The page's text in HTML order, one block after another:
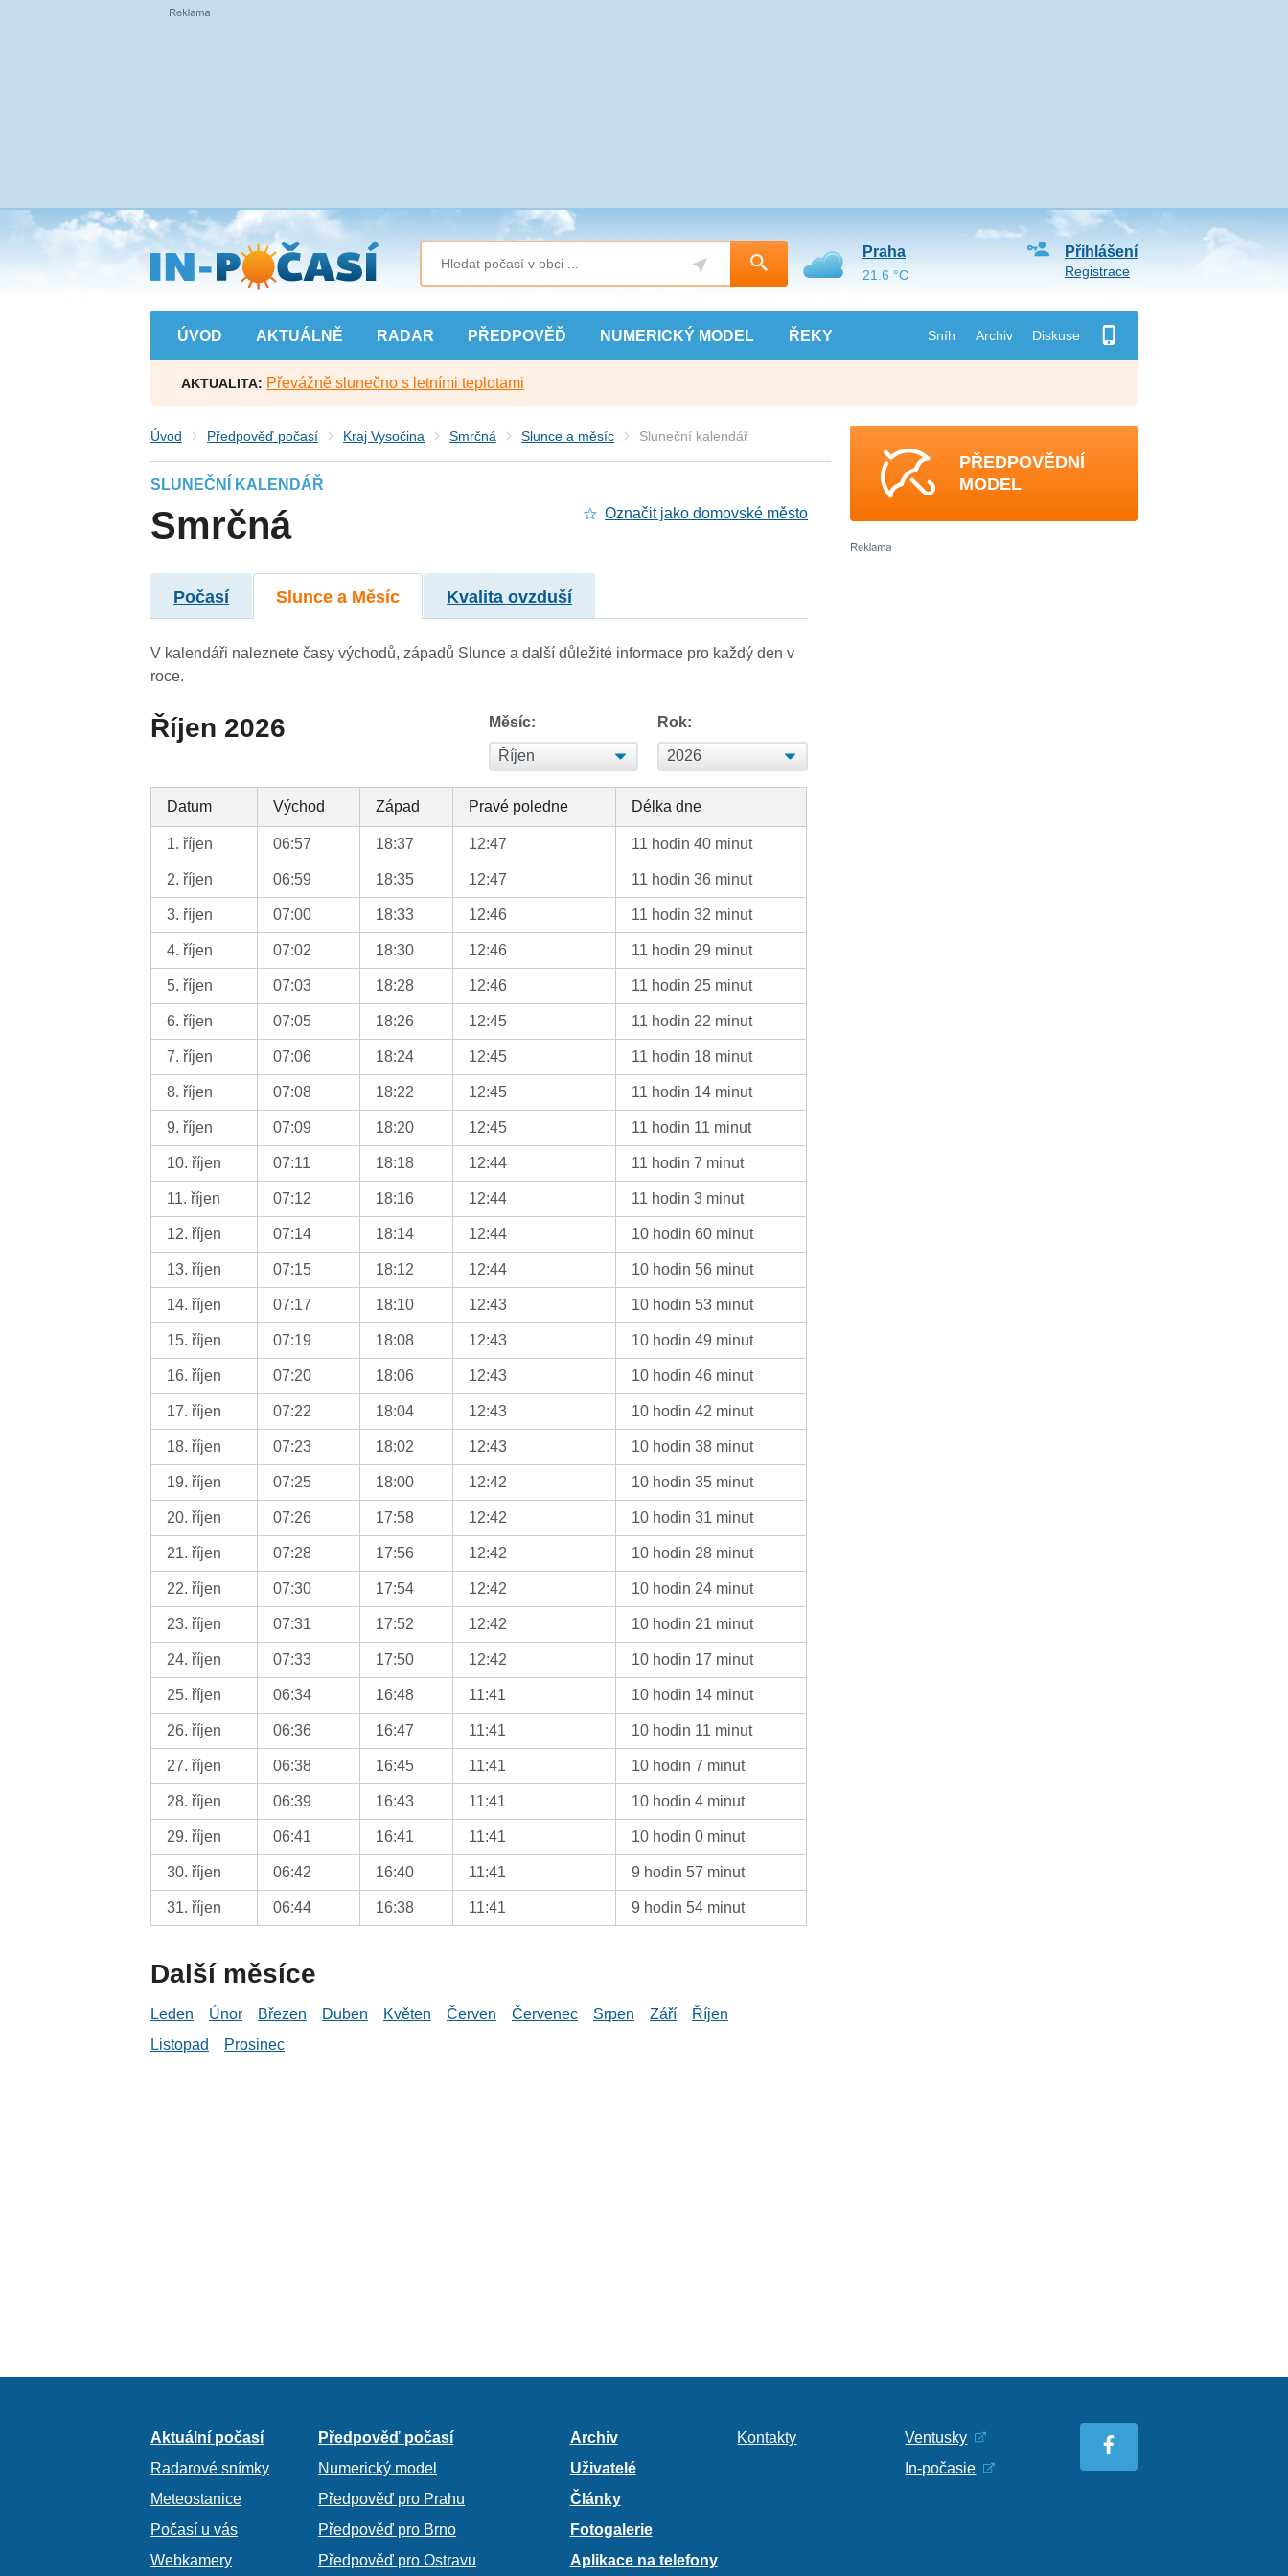
Přejít
na
hlavní
obsah
ÚVOD AKTUÁLNĚ RADAR PŘEDPOVĚĎ NUMERICKÝ MODEL ŘEKY Sníh Archiv Diskuse
Přihlášení
Registrace
Praha
21.6 °C
AKTUALITA: Převážně slunečno s letními teplotami
Úvod Předpověď počasí Kraj Vysočina Smrčná Slunce a měsíc Sluneční kalendář
SLUNEČNÍ KALENDÁŘ
Smrčná Označit jako domovské město
Počasí Slunce a Měsíc Kvalita ovzduší
V kalendáři naleznete časy východů, západů Slunce a další důležité informace pro každý den v
roce.
Říjen 2026 Měsíc: Rok:
Datum Východ Západ Pravé poledne Délka dne
1. říjen 06:57 18:37 12:47 11 hodin 40 minut
2. říjen 06:59 18:35 12:47 11 hodin 36 minut
3. říjen 07:00 18:33 12:46 11 hodin 32 minut
4. říjen 07:02 18:30 12:46 11 hodin 29 minut
5. říjen 07:03 18:28 12:46 11 hodin 25 minut
6. říjen 07:05 18:26 12:45 11 hodin 22 minut
7. říjen 07:06 18:24 12:45 11 hodin 18 minut
8. říjen 07:08 18:22 12:45 11 hodin 14 minut
9. říjen 07:09 18:20 12:45 11 hodin 11 minut
10. říjen 07:11 18:18 12:44 11 hodin 7 minut
11. říjen 07:12 18:16 12:44 11 hodin 3 minut
12. říjen 07:14 18:14 12:44 10 hodin 60 minut
13. říjen 07:15 18:12 12:44 10 hodin 56 minut
14. říjen 07:17 18:10 12:43 10 hodin 53 minut
15. říjen 07:19 18:08 12:43 10 hodin 49 minut
16. říjen 07:20 18:06 12:43 10 hodin 46 minut
17. říjen 07:22 18:04 12:43 10 hodin 42 minut
18. říjen 07:23 18:02 12:43 10 hodin 38 minut
19. říjen 07:25 18:00 12:42 10 hodin 35 minut
20. říjen 07:26 17:58 12:42 10 hodin 31 minut
21. říjen 07:28 17:56 12:42 10 hodin 28 minut
22. říjen 07:30 17:54 12:42 10 hodin 24 minut
23. říjen 07:31 17:52 12:42 10 hodin 21 minut
24. říjen 07:33 17:50 12:42 10 hodin 17 minut
25. říjen 06:34 16:48 11:41 10 hodin 14 minut
26. říjen 06:36 16:47 11:41 10 hodin 11 minut
27. říjen 06:38 16:45 11:41 10 hodin 7 minut
28. říjen 06:39 16:43 11:41 10 hodin 4 minut
29. říjen 06:41 16:41 11:41 10 hodin 0 minut
30. říjen 06:42 16:40 11:41 9 hodin 57 minut
31. říjen 06:44 16:38 11:41 9 hodin 54 minut
Další měsíce
Leden Únor Březen Duben Květen Červen Červenec Srpen Září
Říjen
Listopad
Prosinec
PŘEDPOVĚDNÍ
MODEL
Aktuální počasí
Radarové snímky
Meteostanice
Počasí u vás
Webkamery
Předpověď počasí
Numerický model
Předpověď pro Prahu
Předpověď pro Brno
Předpověď pro Ostravu
Archiv
Uživatelé
Články
Fotogalerie
Aplikace na telefony
Kontakty
Ventusky
In-počasie